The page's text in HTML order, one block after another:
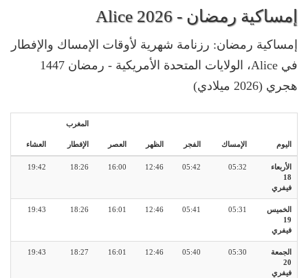
إمساكية رمضان - Alice 2026
إمساكية رمضان: رزنامة شهرية لأوقات الإمساك والإفطار
في Alice، الولايات المتحدة الأمريكية - رمضان 1447
هجري (2026 ميلادي)
اليوم الإمساك الفجر الظهر العصر
المغرب
الإفطار العشاء
الأربعاء
18
فيفري
05:32
05:42
12:46
16:00
18:26
19:42
الخميس
19
فيفري
05:31
05:41
12:46
16:01
18:26
19:43
الجمعة
20
فيفري
05:30
05:40
12:46
16:01
18:27
19:43